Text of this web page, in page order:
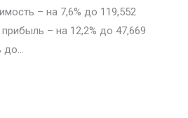
– на 7,6% до 119,552
– на 12,2% до 47,669
до…